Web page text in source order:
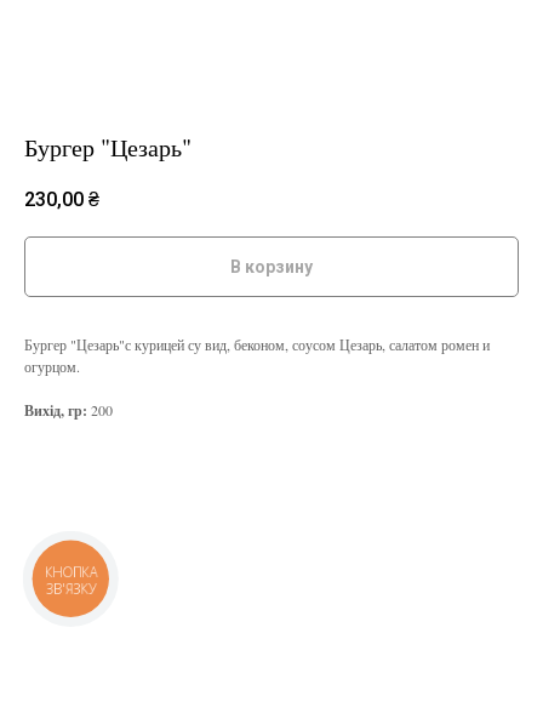
Бургер "Цезарь"
230,00 ₴
В корзину
Бургер "Цезарь"с курицей су вид, беконом, соусом Цезарь, салатом ромен и
огурцом.
Вихід, гр: 200
КНОПКА
ЗВ'ЯЗКУ